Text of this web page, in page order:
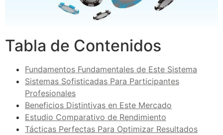
Tabla de Contenidos
Fundamentos Fundamentales de Este Sistema
Sistemas Sofisticadas Para Participantes
Profesionales
Beneficios Distintivas en Este Mercado
Estudio Comparativo de Rendimiento
Tácticas Perfectas Para Optimizar Resultados